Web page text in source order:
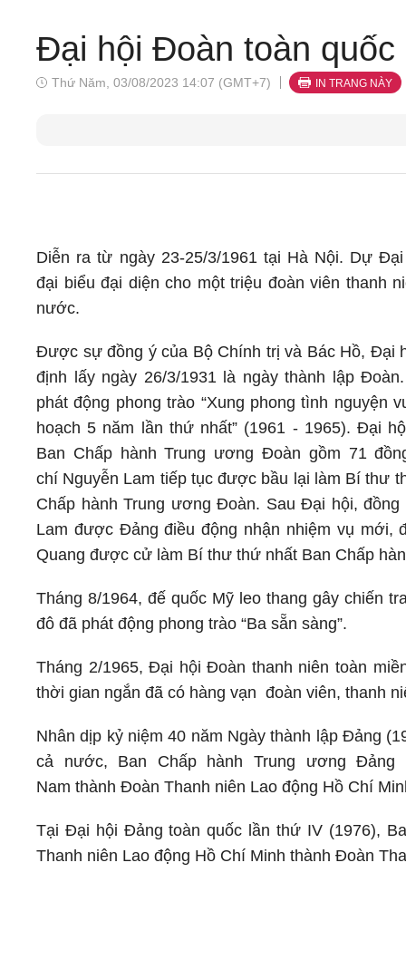
Đại hội Đoàn toàn
Thứ Năm, 03/08/2023 14:07 (GMT+7) IN TRANG NÀY
Diễn ra từ ngày 23-25/3/1961 tại Hà Nội. Dự
đại biểu đại diện cho một triệu đoàn viên thanh
nước.
Được sự đồng ý của Bộ Chính trị và Bác Hồ, Đại
định lấy ngày 26/3/1931 là ngày thành lập
phát động phong trào “Xung phong tình nguyện
hoạch 5 năm lần thứ nhất” (1961 - 1965). Đại
Ban Chấp hành Trung ương Đoàn gồm 71
chí Nguyễn Lam tiếp tục được bầu lại làm Bí thư
Chấp hành Trung ương Đoàn. Sau Đại hội, đồng
Lam được Đảng điều động nhận nhiệm vụ mới,
Quang được cử làm Bí thư thứ nhất Ban Chấp
Tháng 8/1964, đế quốc Mỹ leo thang gây chiến
đô đã phát động phong trào “Ba sẵn sàng”.
Tháng 2/1965, Đại hội Đoàn thanh niên toàn
thời gian ngắn đã có hàng vạn đoàn viên, thanh
Nhân dịp kỷ niệm 40 năm Ngày thành lập Đảng
cả nước, Ban Chấp hành Trung ương
Nam thành Đoàn Thanh niên Lao động Hồ Chí
Tại Đại hội Đảng toàn quốc lần thứ IV (1976),
Thanh niên Lao động Hồ Chí Minh thành Đoàn